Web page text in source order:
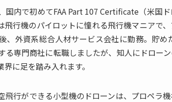
国内で初めてFAA Part 107 Certificate（米国
飛行機のパイロットに憧れる飛行機マニアで
、外資系総合人材サービス会社に勤務。貯
る専門商社に転職しましたが、知人にドロー
に足を踏み入れます。
飛行ができる小型機のドローンは、プロペラ